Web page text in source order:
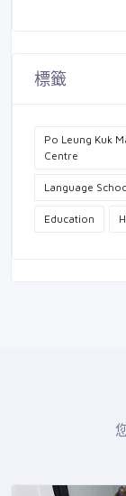
標籤
Po Leung Kuk
Centre
Language
Education